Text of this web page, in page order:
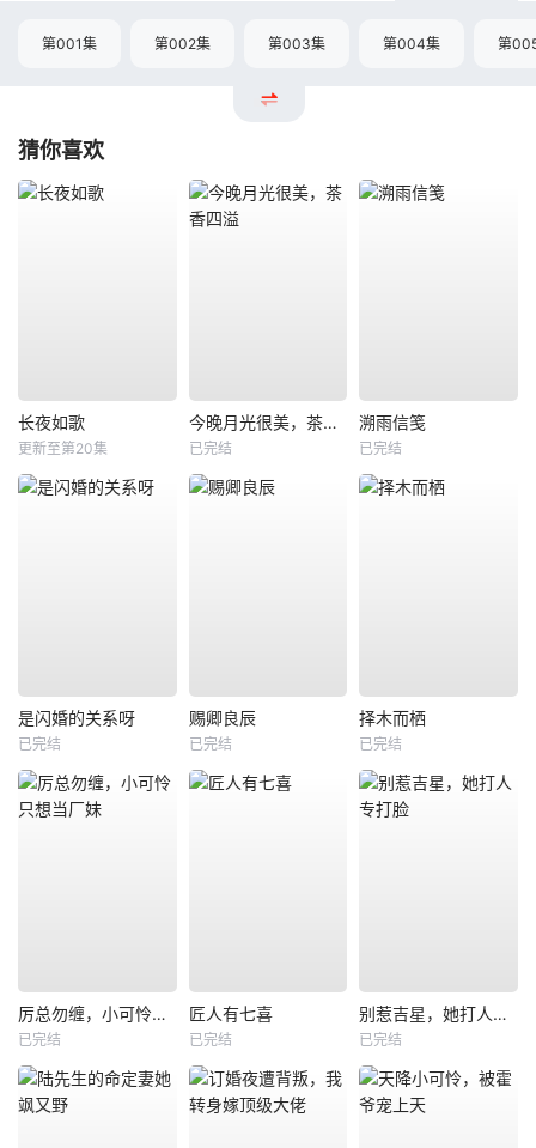
第001集 第002集 第003集 第004集 第
猜你喜欢
长夜如歌
更新至第20集
今晚月光很美，茶香四溢
已完结
溯雨信笺
已完结
是闪婚的关系呀
已完结
赐卿良辰
已完结
择木而栖
已完结
厉总勿缠，小可怜只想当厂妹
已完结
匠人有七喜
已完结
别惹吉星，她打人专打脸
已完结